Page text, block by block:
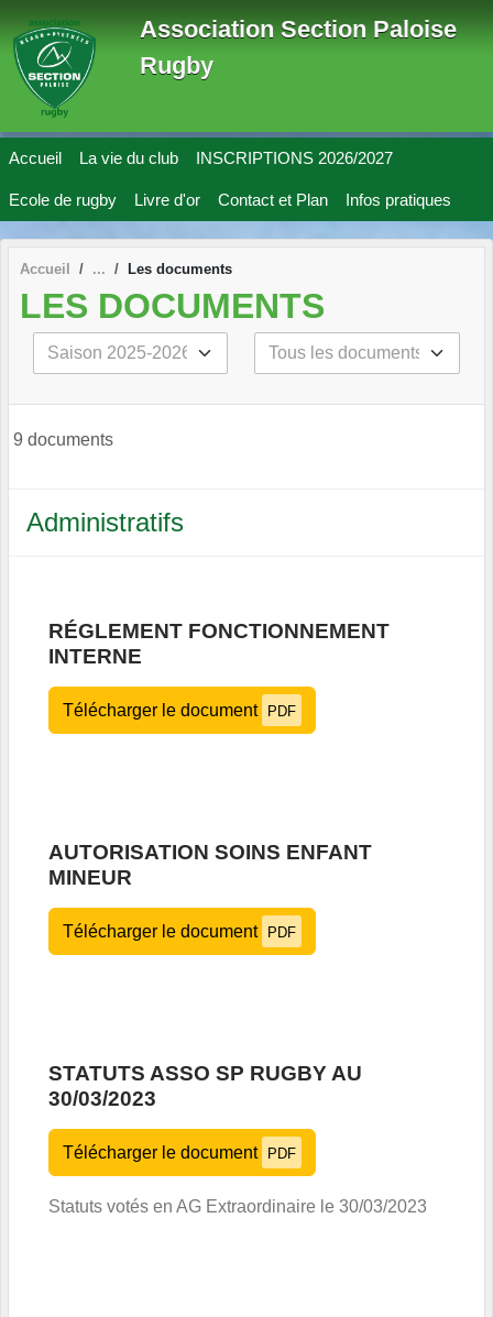
Association Section Paloise
Rugby
Accueil La vie du club INSCRIPTIONS 2026/2027
Ecole de rugby Livre d'or Contact et Plan Infos pratiques
Accueil Les documents
LES DOCUMENTS
9 documents
Administratifs
RÉGLEMENT FONCTIONNEMENT
INTERNE
Télécharger le document PDF
AUTORISATION SOINS ENFANT
MINEUR
Télécharger le document PDF
STATUTS ASSO SP RUGBY AU
30/03/2023
Télécharger le document PDF
Statuts votés en AG Extraordinaire le 30/03/2023